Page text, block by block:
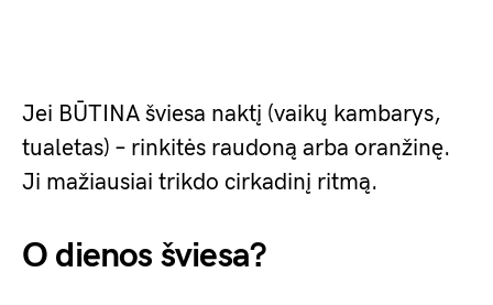
Jei BŪTINA šviesa naktį (vaikų kambarys,
tualetas) – rinkitės raudoną arba oranžinę.
Ji mažiausiai trikdo cirkadinį ritmą.
O dienos šviesa?